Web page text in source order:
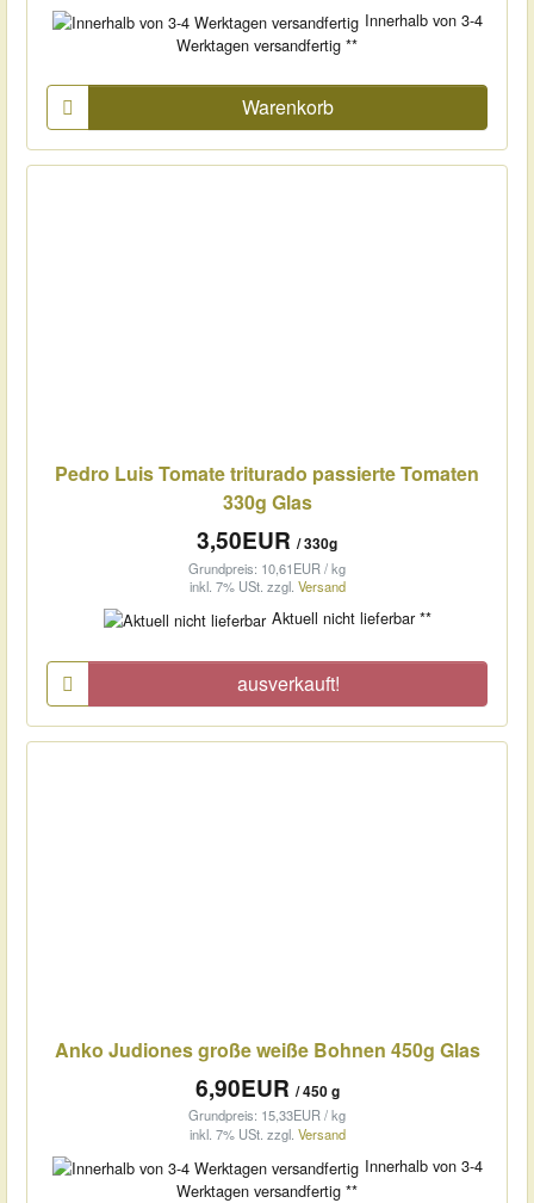
Innerhalb von 3-4
Werktagen versandfertig **
Warenkorb
Pedro Luis Tomate triturado passierte Tomaten
330g Glas
3,50EUR / 330g
Grundpreis: 10,61EUR / kg
inkl. 7% USt. zzgl. Versand
Aktuell nicht lieferbar **
ausverkauft!
Anko Judiones große weiße Bohnen 450g Glas
6,90EUR / 450 g
Grundpreis: 15,33EUR / kg
inkl. 7% USt. zzgl. Versand
Innerhalb von 3-4
Werktagen versandfertig **